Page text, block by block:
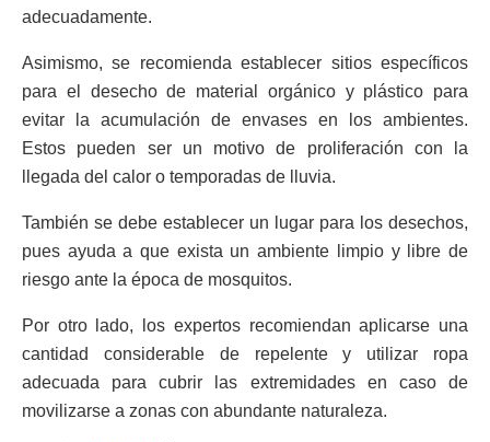
adecuadamente.
Asimismo, se recomienda establecer sitios específicos
para el desecho de material orgánico y plástico para
evitar la acumulación de envases en los ambientes.
Estos pueden ser un motivo de proliferación con la
llegada del calor o temporadas de lluvia.
También se debe establecer un lugar para los desechos,
pues ayuda a que exista un ambiente limpio y libre de
riesgo ante la época de mosquitos.
Por otro lado, los expertos recomiendan aplicarse una
cantidad considerable de repelente y utilizar ropa
adecuada para cubrir las extremidades en caso de
movilizarse a zonas con abundante naturaleza.